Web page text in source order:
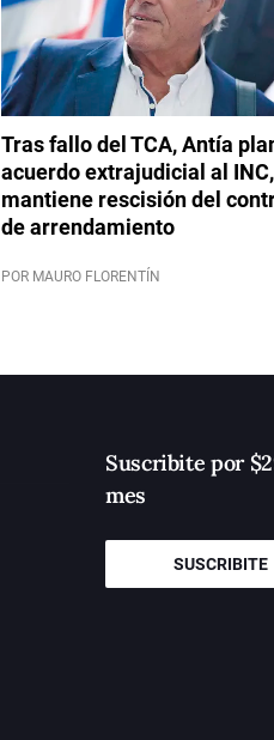
Tras fallo del TCA, Antía
acuerdo extrajudicial al
mantiene rescisión del
de arrendamiento
POR MAURO FLORENTÍN
Suscribite por
mes
SUSCRIBITE